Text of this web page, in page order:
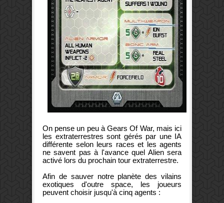
On pense un peu à Gears Of War, mais ici
les extraterrestres sont gérés par une IA
différente selon leurs races et les agents
ne savent pas à l'avance quel Alien sera
activé lors du prochain tour extraterrestre.
Afin de sauver notre planète des vilains
exotiques d'outre space, les joueurs
peuvent choisir jusqu'à cinq agents :